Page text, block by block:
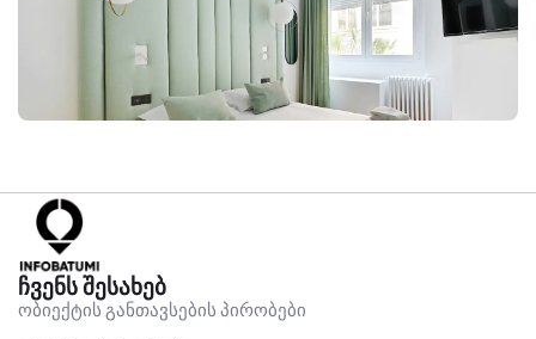
ჩვენს შესახებ
ობიექტის განთავსების პირობები